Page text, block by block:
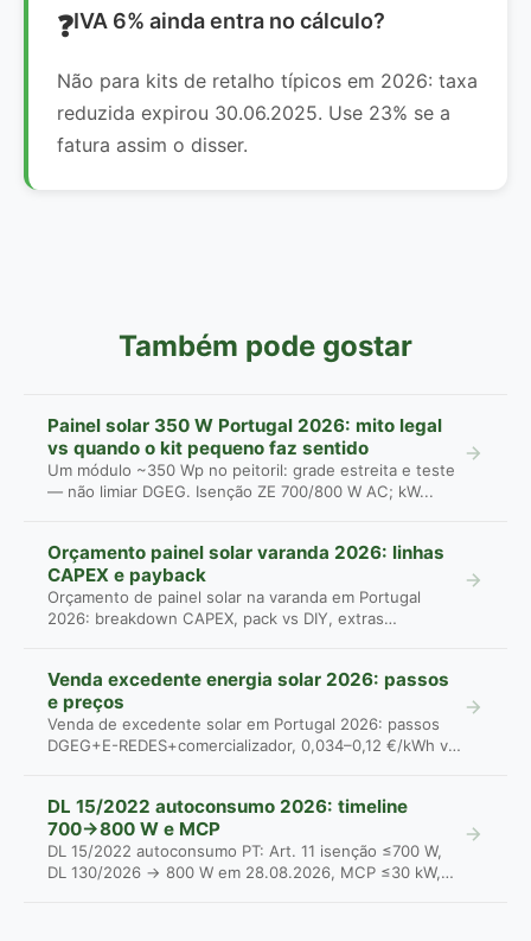
IVA 6% ainda entra no cálculo?
Não para kits de retalho típicos em 2026: taxa
reduzida expirou 30.06.2025. Use 23% se a
fatura assim o disser.
Também pode gostar
Painel solar 350 W Portugal 2026: mito legal
vs quando o kit pequeno faz sentido
Um módulo ~350 Wp no peitoril: grade estreita e teste
— não limiar DGEG. Isenção ZE 700/800 W AC; kW...
Orçamento painel solar varanda 2026: linhas
CAPEX e payback
Orçamento de painel solar na varanda em Portugal
2026: breakdown CAPEX, pack vs DIY, extras
Venda excedente energia solar 2026: passos
e preços
Venda de excedente solar em Portugal 2026: passos
DGEG+E-REDES+comercializador, 0,034–0,12 €/kWh vs
DL 15/2022 autoconsumo 2026: timeline
700→800 W e MCP
DL 15/2022 autoconsumo PT: Art. 11 isenção ≤700 W,
DL 130/2026 → 800 W em 28.08.2026, MCP ≤30 kW,